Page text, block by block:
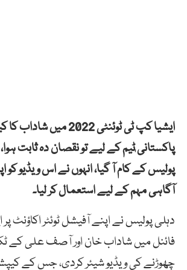
ایشیا کپ ٹی ٹوئنٹی 2022 میں
پاکستانی ٰٹیم کے لیے تو نقصان دہ ثابت
پولیس کے کام آ گیا، انہوں نے اس ویڈیو کو
آگاہی مہم کے لیے استعمال کر لیا۔
دہلی پولیس نے اپنے آفیشل ٹوئٹر اکاؤنٹ
فائنل میں شاداب خان اور آصف علی کے
چھوڑنے کی ویڈیو شیئر کردی، جس کے